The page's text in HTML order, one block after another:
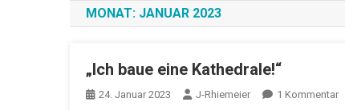
MONAT: JANUAR 2023
„Ich baue eine Kathedrale!“
24. Januar 2023 J-Rhiemeier 1 KommentarZu